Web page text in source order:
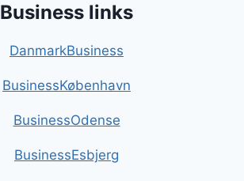
Business links
DanmarkBusiness
BusinessKøbenhavn
BusinessOdense
BusinessEsbjerg